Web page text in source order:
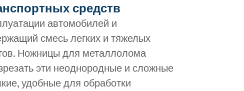
средств
автомобилей и
смесь легких и тяжелых
Ножницы для металлолома
эти неоднородные и сложные
удобные для обработки